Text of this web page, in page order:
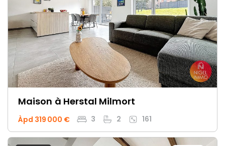
Maison à Herstal Milmort
Àpd 319 000 € 3 2 161